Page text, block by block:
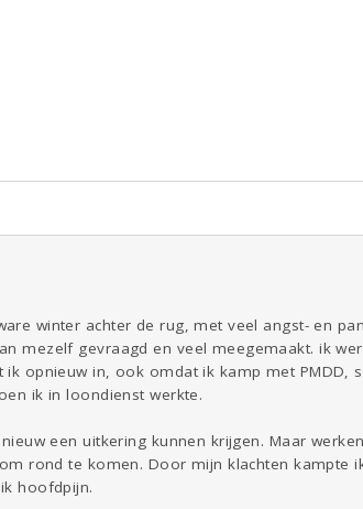
winter achter de rug, met veel angst- en
mezelf gevraagd en veel meegemaakt. ik
opnieuw in, ook omdat ik kamp met PMDD,
ik in loondienst werkte.
een uitkering kunnen krijgen. Maar
rond te komen. Door mijn klachten kampte
hoofdpijn.